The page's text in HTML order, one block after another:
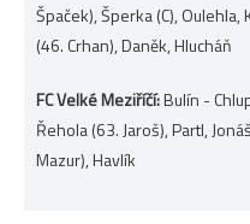
Špaček), Šperka (C),
(46. Crhan), Daněk, Hlucháň
FC Velké Meziříčí:Bulín -
Řehola (63. Jaroš), Partl,
Mazur), Havlík